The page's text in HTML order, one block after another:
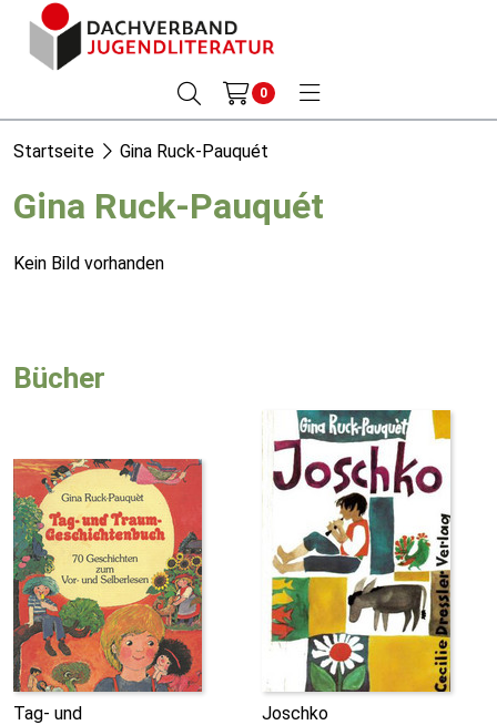
0
Startseite Gina Ruck-Pauquét
Gina Ruck-Pauquét
Kein Bild vorhanden
Bücher
Tag- und
Joschko